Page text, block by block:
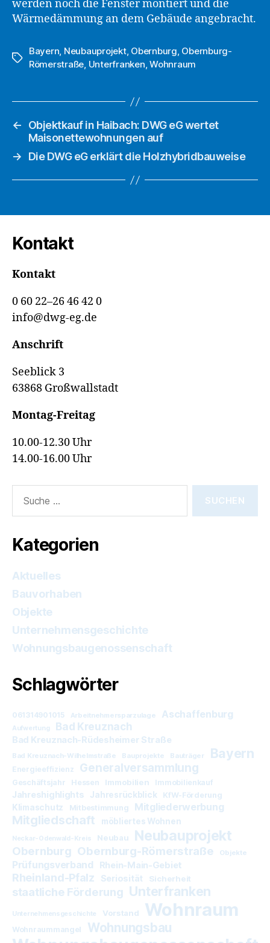
werden noch die Fenster montiert und die
Wärmedämmung an dem Gebäude angebracht.
Schlagwörter
Bayern, Neubauprojekt, Obernburg, Obernburg-
Römerstraße, Unterfranken,Wohnraum
←
Objektkauf in Haibach: DWG eG wertet
Maisonettewohnungen auf
→
Die DWG eG erklärt die Holzhybridbauweise
Kontakt
Kontakt
0 60 22–26 46 42 0
info@dwg-eg.de
Anschrift
Seeblick 3
63868 Großwallstadt
Montag-Freitag
10.00-12.30 Uhr
14.00-16.00 Uhr
nach:
Kategorien
Aktuelles
Bauvorhaben
Objekte
Unternehmensgeschichte
Wohnungsbaugenossenschaft
Schlagwörter
061314901015 Arbeitnehmersparzulage Aschaffenburg
Aufwertung Bad Kreuznach
Bad Kreuznach-Rüdesheimer Straße
Bad Kreuznach-Wilhelmstraße Bauprojekte Bauträger Bayern
Energieeffizienz Generalversammlung
Geschäftsjahr Hessen Immobilien Immobilienkauf
Jahreshighlights Jahresrückblick KfW-Förderung
Klimaschutz Mitbestimmung Mitgliederwerbung
Mitgliedschaft möbliertes Wohnen
Neckar-Odenwald-Kreis Neubau Neubauprojekt
Obernburg Obernburg-Römerstraße Objekte
Prüfungsverband Rhein-Main-Gebiet
Rheinland-Pfalz Seriosität Sicherheit
staatliche Förderung Unterfranken
Unternehmensgeschichte Vorstand Wohnraum
Wohnraummangel Wohnungsbau